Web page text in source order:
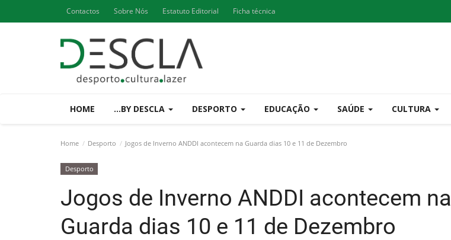
Contactos Sobre Nós Estatuto Editorial Ficha técnica
HOME ...BY DESCLA DESPORTO EDUCAÇÃO SAÚDE CULTURA
Home Desporto Jogos de Inverno ANDDI acontecem na Guarda dias 10 e 11 de Dezembro
Desporto
Jogos de Inverno ANDDI acontecem na
Guarda dias 10 e 11 de Dezembro